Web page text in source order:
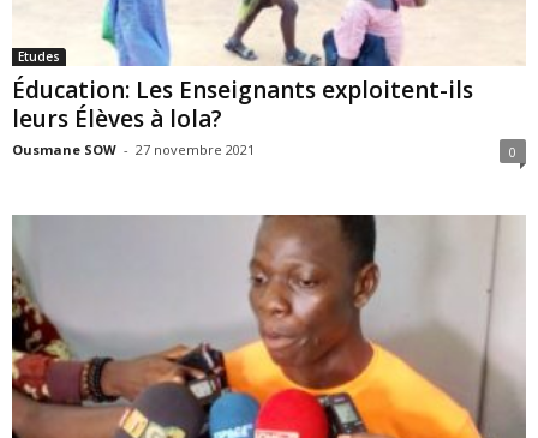
Etudes
Éducation: Les Enseignants exploitent-ils
leurs Élèves à lola?
Ousmane SOW - 27 novembre 2021 0